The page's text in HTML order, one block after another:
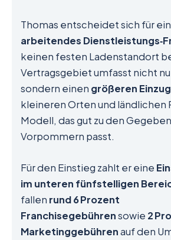
Thomas entscheidet sich für ein
arbeitendes
keinen festen Ladenstandort
Vertragsgebiet umfasst nicht
sondern einen größeren
kleineren Orten und ländlichen
Modell, das gut zu den
Vorpommern passt.
Für den Einstieg zahlt er eine
im unteren fünfstelligen
fallen rund 6 Prozent
Franchisegebührensowie 2
Marketinggebührenauf den